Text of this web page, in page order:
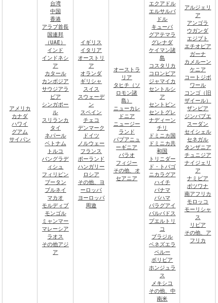
アメリカ
カナダ
ハワイ
グアム
サイパン
台湾
中国
香港
アラブ首長
国連邦
（UAE）
インド
インドネシ
ア
カタール
カンボジア
サウジアラ
ビア
シンガポー
ル
スリランカ
タイ
ネパール
ベトナム
トルコ
バングラデ
ィシュ
フィリピン
ブータン
ブルネイ
マカオ
モルディブ
モンゴル
ミャンマー
マレーシア
ラオス
その他アジ
ア
イギリス
イタリア
オーストリ
ア
オランダ
ギリシャ
スイス
スウェーデ
ン
スペイン
チェコ
デンマーク
ドイツ
ノルウェー
フランス
ポーランド
ハンガリー
ロシア
その他、ヨ
ーロッパ
ヨーロッパ
周遊
オーストラ
リア
タヒチ（ソ
ロモン諸
島）
ニューカレ
ドニア
ニュージー
ランド
パプアニュ
ーギニア
パラオ
フィジー
その他、オ
セアニア
エクアドル
エルサルバ
ドル
キューバ
グアテマラ
グレナダ
ケイマン諸
島
コスタリカ
コロンビア
ジャマイカ
セントルシ
ア
セントビン
セントグレ
ナディーン
チリ
ドミニカ国
ドミニカ共
和国
トリニダー
ド・トバゴ
ニカラグア
ハイチ
パナマ
バハマ
パラグアイ
バルバドス
プエルトリ
コ
ブラジル
ベネズエラ
ペルー
ボリビア
ホンジュラ
ス
メキシコ
その他、中
南米
アルジェリ
ア
アンゴラ
ウガンダ
エジプト
エチオピア
ガーナ
カメルーン
ケニア
コートジボ
ワール
コンゴ（旧
ザイール）
ザンビア
ジンバブエ
スーダン
セイシェル
セネガル
タンザニア
チュニジア
ナイジェリ
ア
ナミビア
ボツワナ
南アフリカ
モロッコ
モーリシャ
ス
リビア
その他、ア
フリカ